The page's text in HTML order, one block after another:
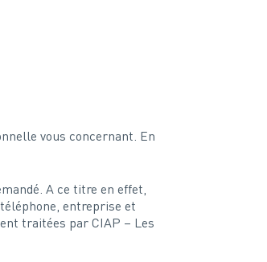
vous concernant. En
A ce titre en effet,
entreprise et
traitées par CIAP – Les